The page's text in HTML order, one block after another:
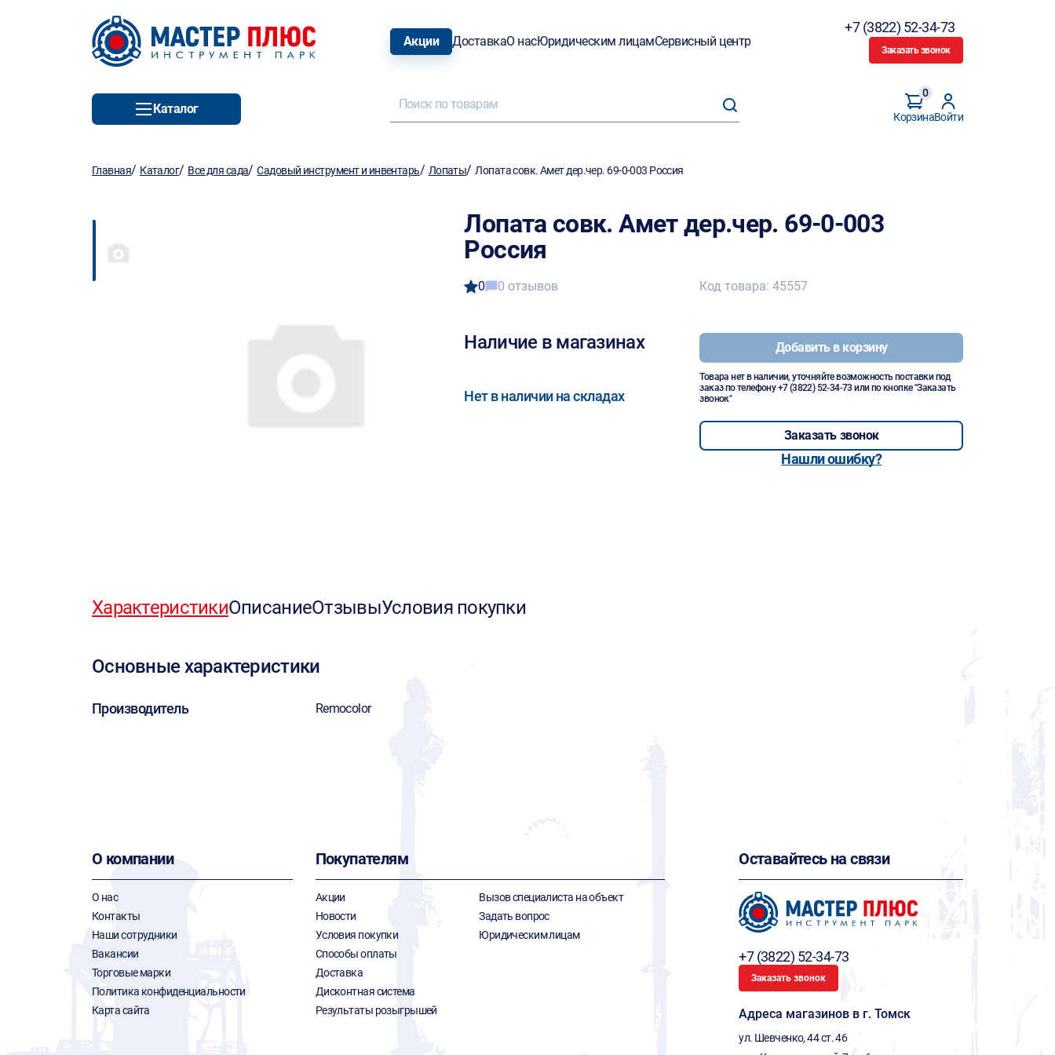
Акции ДоставкаО насЮридическим лицамСервисный центр
+7 (3822) 52-34-73
Заказать звонок
Каталог
Корзина
0
Войти
Главная/ Каталог/ Все для сада/Садовый инструмент и инвентарь/ Лопаты/Лопата совк. Амет дер.чер. 69-0-003 Россия
Лопата совк. Амет дер.чер. 69-0-003
Россия
0 0 отзывов
Наличие в магазинах
Нет в наличии на складах
Код товара: 45557
Добавить в корзину
Товара нет в наличии, уточняйте возможность поставки под
заказ по телефону+7 (3822) 52-34-73 или по кнопке "Заказать
звонок"
Заказать звонок
Нашли ошибку?
ХарактеристикиОписаниеОтзывыУсловия покупки
Основные характеристики
Производитель Remocolor
О компании
О нас
Контакты
Наши сотрудники
Вакансии
Торговые марки
Политика конфиденциальности
Карта сайта
Покупателям
Акции
Новости
Условия покупки
Способы оплаты
Доставка
Дисконтная система
Результаты розыгрышей
Вызов специалиста на объект
Задать вопрос
Юридическим лицам
Оставайтесь на связи
+7 (3822) 52-34-73
Заказать звонок
Адреса магазинов в г. Томск
ул. Шевченко, 44 ст. 46